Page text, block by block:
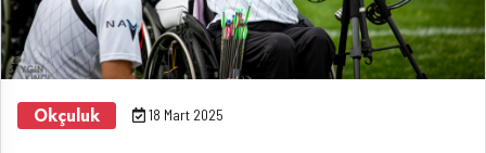
Okçuluk 18 Mart 2025